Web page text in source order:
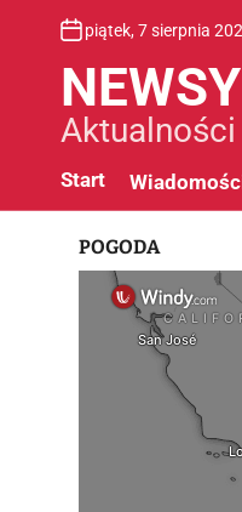
piątek, 7 sierpnia
Start
POGODA